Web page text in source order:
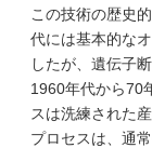
この技術の歴史
代には基本的な
したが、遺伝子
1960年代から70
スは洗練された
プロセスは、通